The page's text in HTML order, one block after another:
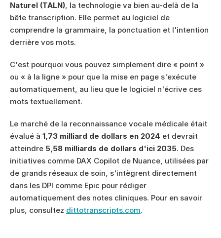
Naturel (TALN), la technologie va bien au-delà de la
bête transcription. Elle permet au logiciel de
comprendre la grammaire, la ponctuation et l'intention
derrière vos mots.
C'est pourquoi vous pouvez simplement dire « point »
ou « à la ligne » pour que la mise en page s'exécute
automatiquement, au lieu que le logiciel n'écrive ces
mots textuellement.
Le marché de la reconnaissance vocale médicale était
évalué à 1,73 milliard de dollars en 2024 et devrait
atteindre 5,58 milliards de dollars d'ici 2035. Des
initiatives comme DAX Copilot de Nuance, utilisées par
de grands réseaux de soin, s'intègrent directement
dans les DPI comme Epic pour rédiger
automatiquement des notes cliniques. Pour en savoir
plus, consultez dittotranscripts.com.